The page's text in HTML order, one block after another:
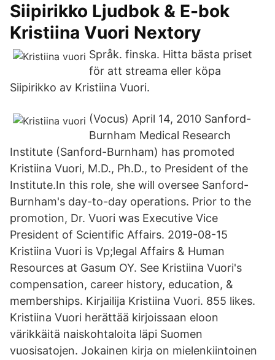
Siipirikko Ljudbok & E-bok
Kristiina Vuori Nextory
Språk. finska. Hitta bästa priset
för att streama eller köpa
Siipirikko av Kristiina Vuori.
(Vocus) April 14, 2010 Sanford-
Burnham Medical Research
Institute (Sanford-Burnham) has promoted
Kristiina Vuori, M.D., Ph.D., to President of the
Institute.In this role, she will oversee Sanford-
Burnham's day-to-day operations. Prior to the
promotion, Dr. Vuori was Executive Vice
President of Scientific Affairs. 2019-08-15
Kristiina Vuori is Vp;legal Affairs & Human
Resources at Gasum OY. See Kristiina Vuori's
compensation, career history, education, &
memberships. Kirjailija Kristiina Vuori. 855 likes.
Kristiina Vuori herättää kirjoissaan eloon
värikkäitä naiskohtaloita läpi Suomen
vuosisatojen. Jokainen kirja on mielenkiintoinen